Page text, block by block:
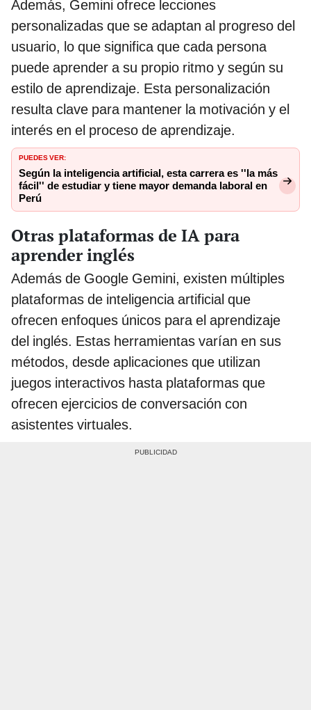
Además, Gemini ofrece lecciones
personalizadas que se adaptan al progreso del
usuario, lo que significa que cada persona
puede aprender a su propio ritmo y según su
estilo de aprendizaje. Esta personalización
resulta clave para mantener la motivación y el
interés en el proceso de aprendizaje.
PUEDES VER:
Según la inteligencia artificial, esta carrera es ''la más
fácil'' de estudiar y tiene mayor demanda laboral en
Perú
Otras plataformas de IA para
aprender inglés
Además de Google Gemini, existen múltiples
plataformas de inteligencia artificial que
ofrecen enfoques únicos para el aprendizaje
del inglés. Estas herramientas varían en sus
métodos, desde aplicaciones que utilizan
juegos interactivos hasta plataformas que
ofrecen ejercicios de conversación con
asistentes virtuales.